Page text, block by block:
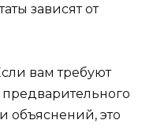
зависят от
вам требуют
предварительного
объяснений, это